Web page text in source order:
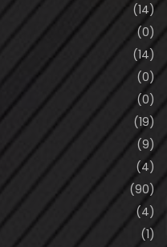
(14)
(0)
(14)
(0)
(0)
(19)
(9)
(4)
(90)
(4)
(1)